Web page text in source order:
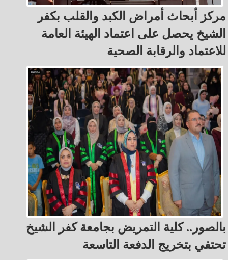
مركز أبحاث أمراض الكبد والقلب بكفر
الشيخ يحصل على اعتماد الهيئة العامة
للاعتماد والرقابة الصحية
بالصور.. كلية التمريض بجامعة كفر الشيخ
تحتفي بتخريج الدفعة التاسعة